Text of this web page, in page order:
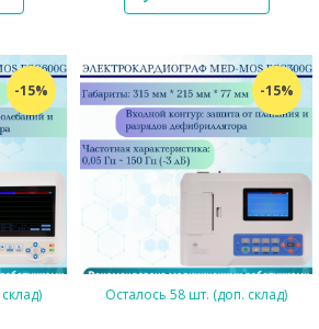
-15% -15%
Осталось 58 шт. (доп. склад)